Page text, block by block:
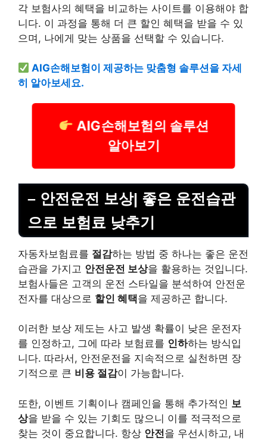
각 보험사의 혜택을 비교하는 사이트를 이용해야 합
니다. 이 과정을 통해 더 큰 할인 혜택을 받을 수 있
으며, 나에게 맞는 상품을 선택할 수 있습니다.
AIG손해보험이 제공하는 맞춤형 솔루션을 자세
히 알아보세요.
AIG손해보험의 솔루션
알아보기
– 안전운전 보상| 좋은 운전습관
으로 보험료 낮추기
자동차보험료를 절감하는 방법 중 하나는 좋은 운전
습관을 가지고 안전운전 보상을 활용하는 것입니다.
보험사들은 고객의 운전 스타일을 분석하여 안전운
전자를 대상으로 할인 혜택을 제공하곤 합니다.
이러한 보상 제도는 사고 발생 확률이 낮은 운전자
를 인정하고, 그에 따라 보험료를 인하하는 방식입
니다. 따라서, 안전운전을 지속적으로 실천하면 장
기적으로 큰 비용 절감이 가능합니다.
또한, 이벤트 기획이나 캠페인을 통해 추가적인 보
상을 받을 수 있는 기회도 많으니 이를 적극적으로
찾는 것이 중요합니다. 항상 안전을 우선시하고, 내